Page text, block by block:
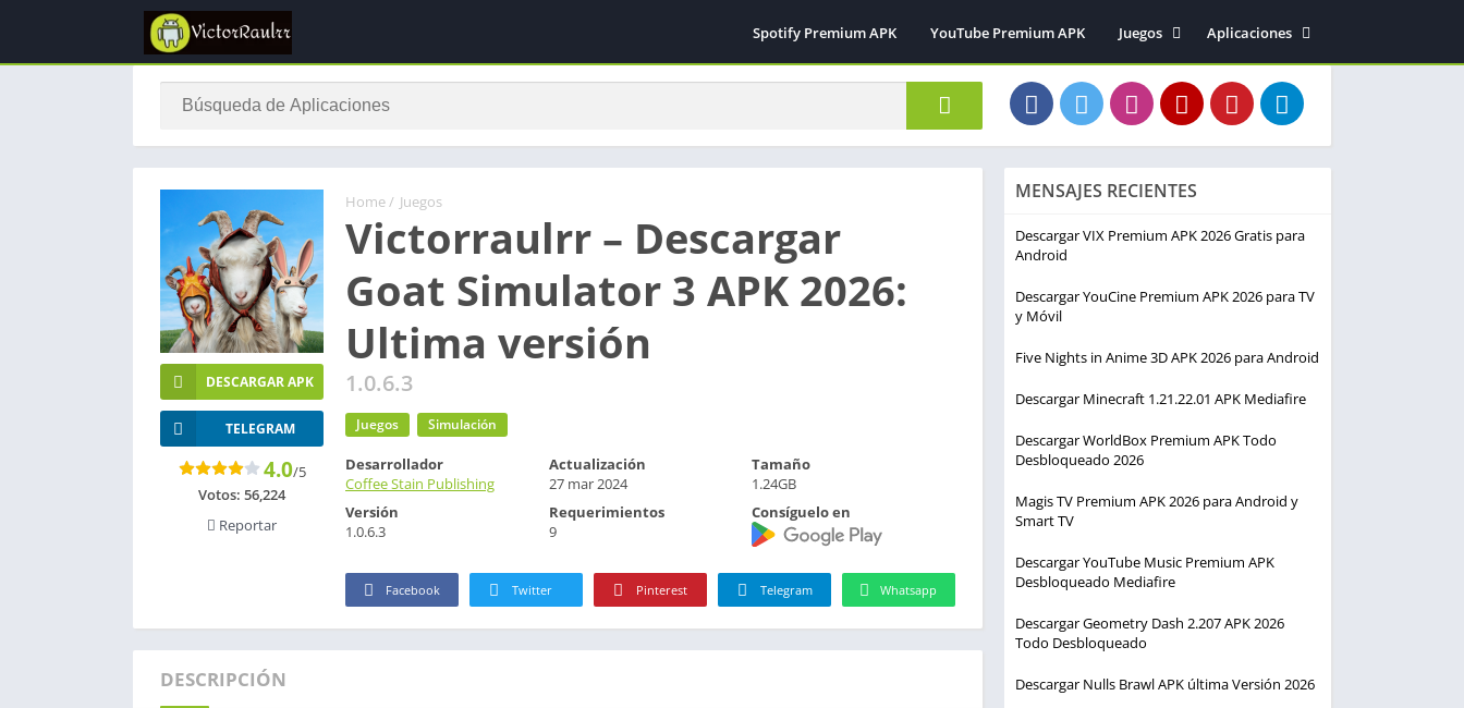
Spotify Premium APK YouTube Premium APK
Juegos
Acción
Arcade
Deportes
Estrategia
Simulación
Aplicaciones
Entretenimiento
Herramientas
Música y audio
Home / Juegos
Victorraulrr – Descargar
Goat Simulator 3 APK 2026:
Ultima versión
1.0.6.3
Juegos Simulación
DESCARGAR APK
TELEGRAM
4.0/5
Votos: 56,224
Reportar
Desarrollador
Coffee Stain Publishing
Actualización
27 mar 2024
Tamaño
1.24GB
Versión
1.0.6.3
Requerimientos
9
Consíguelo en
Facebook Twitter Pinterest Telegram Whatsapp
DESCRIPCIÓN
MENSAJES RECIENTES
Descargar VIX Premium APK 2026 Gratis para
Android
Descargar YouCine Premium APK 2026 para TV
y Móvil
Five Nights in Anime 3D APK 2026 para Android
Descargar Minecraft 1.21.22.01 APK Mediafire
Descargar WorldBox Premium APK Todo
Desbloqueado 2026
Magis TV Premium APK 2026 para Android y
Smart TV
Descargar YouTube Music Premium APK
Desbloqueado Mediafire
Descargar Geometry Dash 2.207 APK 2026
Todo Desbloqueado
Descargar Nulls Brawl APK última Versión 2026